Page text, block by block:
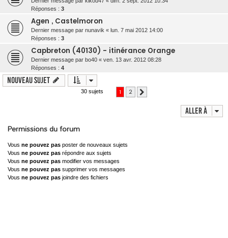
Réponses : 3
Agen , Castelmoron
Dernier message par nunavik « lun. 7 mai 2012 14:00
Réponses : 3
Capbreton (40130) - itinérance Orange
Dernier message par bo40 « ven. 13 avr. 2012 08:28
Réponses : 4
Nouveau sujet
30 sujets 1 2
Aller à
Permissions du forum
Vous ne pouvez pas poster de nouveaux sujets
Vous ne pouvez pas répondre aux sujets
Vous ne pouvez pas modifier vos messages
Vous ne pouvez pas supprimer vos messages
Vous ne pouvez pas joindre des fichiers